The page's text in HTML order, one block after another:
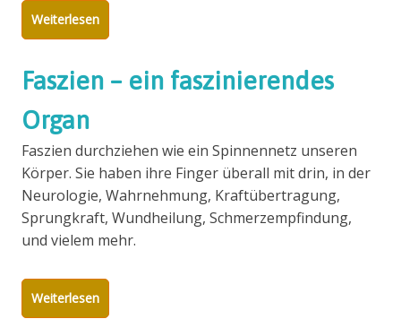
Weiterlesen
Faszien – ein faszinierendes
Organ
Faszien durchziehen wie ein Spinnennetz unseren
Körper. Sie haben ihre Finger überall mit drin, in der
Neurologie, Wahrnehmung, Kraftübertragung,
Sprungkraft, Wundheilung, Schmerzempfindung,
und vielem mehr.
Weiterlesen